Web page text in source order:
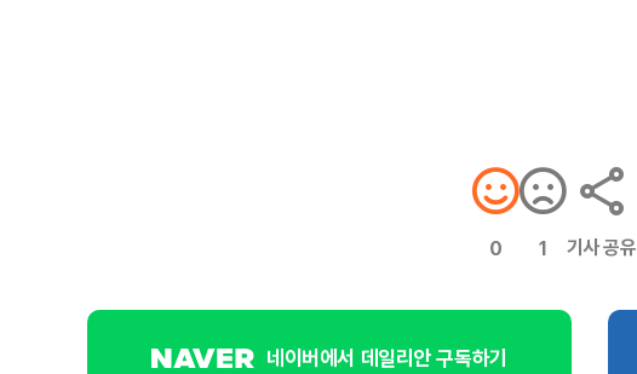
0 1 기사 공유
네이버에서 데일리안 구독하기